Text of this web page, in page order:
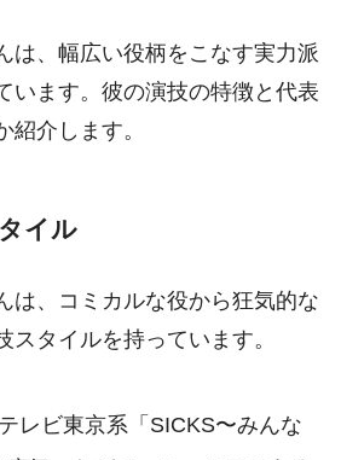
は、幅広い役柄をこなす実力派
います。彼の演技の特徴と代表
紹介します。
イル
は、コミカルな役から狂気的な
スタイルを持っています。
レビ東京系「SICKS〜みんな